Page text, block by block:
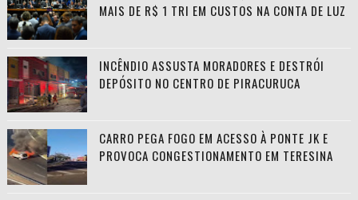
MAIS DE R$ 1 TRI EM CUSTOS NA CONTA DE LUZ
INCÊNDIO ASSUSTA MORADORES E DESTRÓI
DEPÓSITO NO CENTRO DE PIRACURUCA
CARRO PEGA FOGO EM ACESSO À PONTE JK E
PROVOCA CONGESTIONAMENTO EM TERESINA